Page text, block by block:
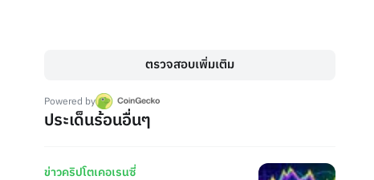
ตรวจสอบเพิ่มเติม
Powered by
ประเด็นร้อนอื่นๆ
ข่าวคริปโตเคอเรนซี่